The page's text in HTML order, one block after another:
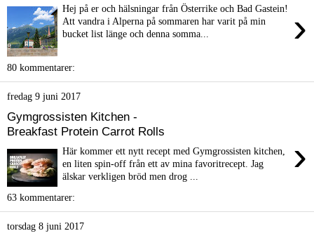
›
Hej på er och hälsningar från Österrike och Bad Gastein!
Att vandra i Alperna på sommaren har varit på min
bucket list länge och denna somma...
80 kommentarer:
fredag 9 juni 2017
Gymgrossisten Kitchen -
Breakfast Protein Carrot Rolls
›
Här kommer ett nytt recept med Gymgrossisten kitchen,
en liten spin-off från ett av mina favoritrecept. Jag
älskar verkligen bröd men drog ...
63 kommentarer:
torsdag 8 juni 2017